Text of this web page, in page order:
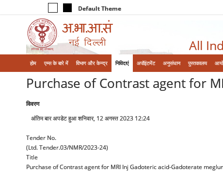
Default Theme
All
होम एम्‍स के बारे में विभाग और केन्‍द्र निविदाएं अपॉइंटमेंट अनुसंधान पुस्तकालय
Purchase of Contrast agent for
विवरण
अंतिम बार अपडेट हुआ शनिवार, 12 अगस्त 2023 12:24
Tender No.
(Ltd. Tender.03/NMR/2023-24)
Title
Purchase of Contrast agent for MRI Inj Gadoteric acid-Gadoterate